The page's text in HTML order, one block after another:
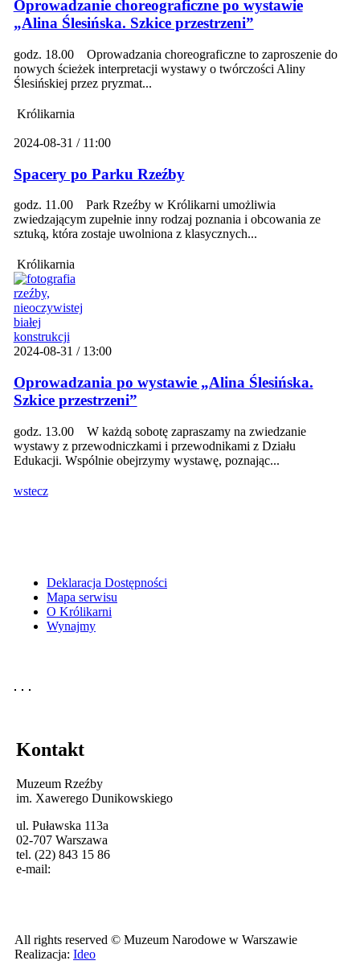
Oprowadzanie choreograficzne po wystawie
„Alina Ślesińska. Szkice przestrzeni”
godz. 18.00 Oprowadzania choreograficzne to zaproszenie do
nowych ścieżek interpretacji wystawy o twórczości Aliny
Ślesińskiej przez pryzmat...
Królikarnia
2024-08-31 / 11:00
Spacery po Parku Rzeźby
godz. 11.00 Park Rzeźby w Królikarni umożliwia
zwiedzającym zupełnie inny rodzaj poznania i obcowania ze
sztuką, która zostaje uwolniona z klasycznych...
Królikarnia
2024-08-31 / 13:00
Oprowadzania po wystawie „Alina Ślesińska.
Szkice przestrzeni”
godz. 13.00 W każdą sobotę zapraszamy na zwiedzanie
wystawy z przewodniczkami i przewodnikami z Działu
Edukacji. Wspólnie obejrzymy wystawę, poznając...
wstecz
Deklaracja Dostępności
Mapa serwisu
O Królikarni
Wynajmy
Kontakt
Muzeum Rzeźby
im. Xawerego Dunikowskiego
ul. Puławska 113a
02-707 Warszawa
tel. (22) 843 15 86
e-mail:
All rights reserved © Muzeum Narodowe w Warszawie
Realizacja: Ideo